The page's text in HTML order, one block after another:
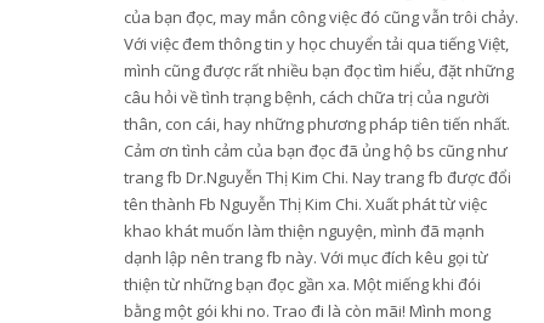
của bạn đọc, may mắn công việc đó cũng vẫn trôi chảy.
Với việc đem thông tin y học chuyển tải qua tiếng Việt,
mình cũng được rất nhiều bạn đọc tìm hiểu, đặt những
câu hỏi về tình trạng bệnh, cách chữa trị của người
thân, con cái, hay những phương pháp tiên tiến nhất.
Cảm ơn tình cảm của bạn đọc đã ủng hộ bs cũng như
trang fb Dr.Nguyễn Thị Kim Chi. Nay trang fb được đổi
tên thành Fb Nguyễn Thị Kim Chi. Xuất phát từ việc
khao khát muốn làm thiện nguyện, mình đã mạnh
dạnh lập nên trang fb này. Với mục đích kêu gọi từ
thiện từ những bạn đọc gần xa. Một miếng khi đói
bằng một gói khi no. Trao đi là còn mãi! Mình mong